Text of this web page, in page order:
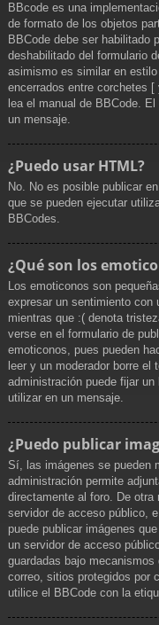
BBcode es una
de formato de los objetos
BBCode debe ser habilitado
deshabilitado del formulario
asimismo es similar en
encerrados entre corchetes
lea el manual de BBCode.
un mensaje.
¿Puedo usar HTML?
No. No es posible publicar
que se pueden ejecutar
BBCodes.
¿Qué son los
Los emoticonos son
expresar un sentimiento con
mientras que :( denota
verse en el formulario de
emoticonos, pues pueden
leer y un moderador borre
administración puede fijar
utilizar en un mensaje.
¿Puedo publicar
Sí, las imágenes se pueden
administración permite
directamente al foro. De otra
servidor de acceso público,
puede publicar imágenes
un servidor de acceso
guardadas bajo
correo, sitios protegidos por
utilice el BBCode con la